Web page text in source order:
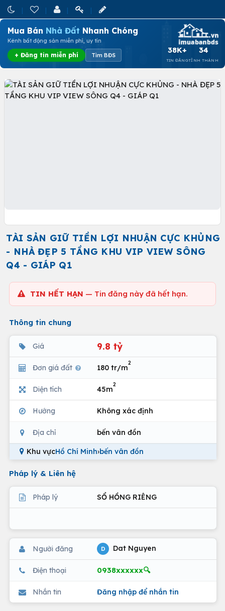
Mua Bán Nhà Đất Nhanh Chóng
Kênh bất động sản miễn phí, uy tín
+ Đăng tin miễn phí Tìm BĐS
38K+
TIN ĐĂNG
34
TỈNH THÀNH
TÀI SẢN GIỮ TIỀN LỢI NHUẬN CỰC KHỦNG
- NHÀ ĐẸP 5 TẦNG KHU VIP VIEW SÔNG
Q4 - GIÁP Q1
TIN HẾT HẠN — Tin đăng này đã hết hạn.
Thông tin chung
Giá 9.8 tỷ
Đơn giá đất 180 tr/m
2
Diện tích 45m
2
Hướng Không xác định
Địa chỉ bến vân đồn
Khu vựcHồ Chí Minh›bến vân đồn
Pháp lý & Liên hệ
Pháp lý SỔ HỒNG RIÊNG
Người đăng D Dat Nguyen
Điện thoại 0938xxxxxx🔍
Nhắn tin Đăng nhập để nhắn tin